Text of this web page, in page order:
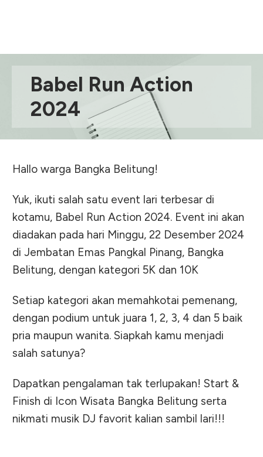
Babel Run Action
2024
Hallo warga Bangka Belitung!
Yuk, ikuti salah satu event lari terbesar di
kotamu, Babel Run Action 2024. Event ini akan
diadakan pada hari Minggu, 22 Desember 2024
di Jembatan Emas Pangkal Pinang, Bangka
Belitung, dengan kategori 5K dan 10K
Setiap kategori akan memahkotai pemenang,
dengan podium untuk juara 1, 2, 3, 4 dan 5 baik
pria maupun wanita. Siapkah kamu menjadi
salah satunya?
Dapatkan pengalaman tak terlupakan! Start &
Finish di Icon Wisata Bangka Belitung serta
nikmati musik DJ favorit kalian sambil lari!!!